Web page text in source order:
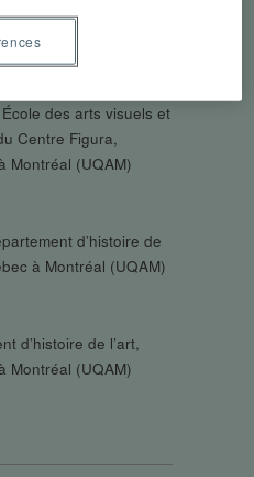
d’histoire de l’art,
Montréal (UQAM)
des arts visuels et
Centre Figura,
Montréal (UQAM)
d’histoire de
à Montréal (UQAM)
d’histoire de l’art,
Montréal (UQAM)